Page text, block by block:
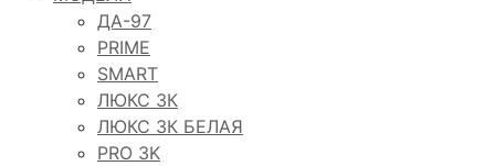
ДА-97
PRIME
SMART
ЛЮКС 3К
ЛЮКС 3К БЕЛАЯ
PRO 3K